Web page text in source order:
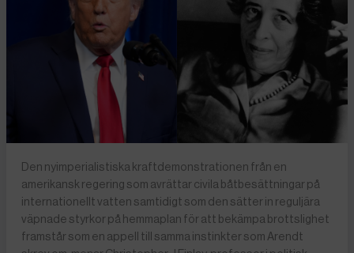
Den nyimperialistiska kraftdemonstrationen från en
amerikansk regering som avrättar civila båtbesättningar på
internationellt vatten samtidigt som den sätter in reguljära
väpnade styrkor på hemmaplan för att bekämpa brottslighet
framstår som en appell till samma instinkter som Arendt